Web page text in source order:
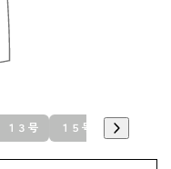
１３号 １５号